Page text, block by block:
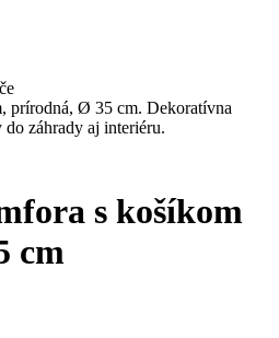
prírodná, Ø 35 cm. Dekoratívna
záhrady aj interiéru.
s košíkom
cm